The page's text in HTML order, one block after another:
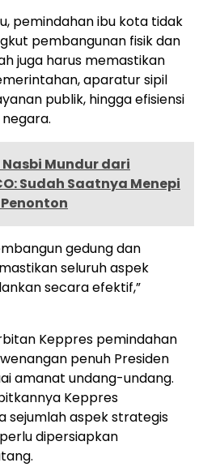
pemindahan ibu kota tidak
pembangunan fisik dan
juga harus memastikan
aparatur sipil
publik, hingga efisiensi
Mundur dari
Sudah Saatnya Menepi
gedung dan
seluruh aspek
secara efektif,”
Keppres pemindahan
penuh Presiden
amanat undang-undang.
Keppres
sejumlah aspek strategis
dipersiapkan